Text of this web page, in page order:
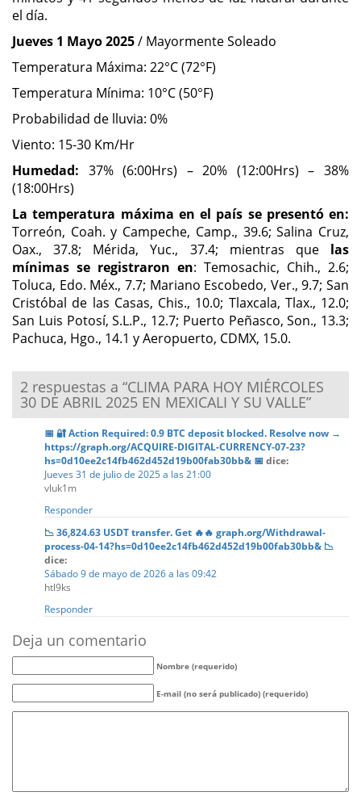
el día.
Jueves 1 Mayo 2025/ Mayormente Soleado
Temperatura Máxima: 22°C (72°F)
Temperatura Mínima: 10°C (50°F)
Probabilidad de lluvia: 0%
Viento: 15-30 Km/Hr
Humedad: 37% (6:00Hrs) – 20% (12:00Hrs) – 38%
(18:00Hrs)
La temperatura máxima en el país se presentó en:
Torreón, Coah. y Campeche, Camp., 39.6; Salina Cruz,
Oax., 37.8; Mérida, Yuc., 37.4; mientras que las
mínimas se registraron en: Temosachic, Chih., 2.6;
Toluca, Edo. Méx., 7.7; Mariano Escobedo, Ver., 9.7; San
Cristóbal de las Casas, Chis., 10.0; Tlaxcala, Tlax., 12.0;
San Luis Potosí, S.L.P., 12.7; Puerto Peñasco, Son., 13.3;
Pachuca, Hgo., 14.1 y Aeropuerto, CDMX, 15.0.
2 respuestas a “CLIMA PARA HOY MIÉRCOLES
30 DE ABRIL 2025 EN MEXICALI Y SU VALLE”
📅 🔐 Action Required: 0.9 BTC deposit blocked. Resolve now →
https://graph.org/ACQUIRE-DIGITAL-CURRENCY-07-23?
hs=0d10ee2c14fb462d452d19b00fab30bb& 📅 dice:
Jueves 31 de julio de 2025 a las 21:00
vluk1m
Responder
📉 36,824.63 USDT transfer. Get 🔥🔥 graph.org/Withdrawal-
process-04-14?hs=0d10ee2c14fb462d452d19b00fab30bb& 📉
dice:
Sábado 9 de mayo de 2026 a las 09:42
htl9ks
Responder
Deja un comentario
Nombre (requerido)
E-mail (no será publicado) (requerido)